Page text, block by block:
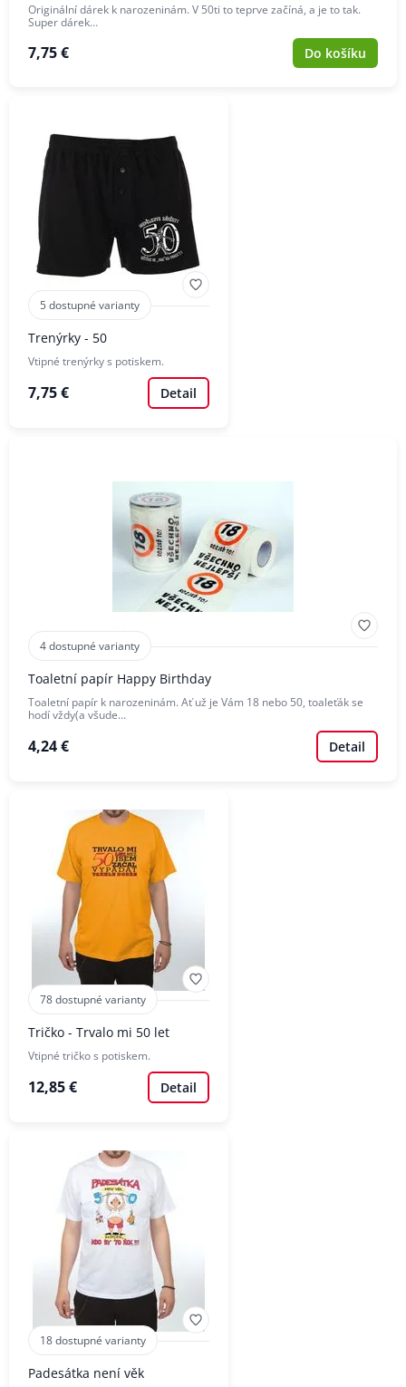
Originální dárek k narozeninám. V 50ti to teprve začíná, a je to tak.
Super dárek…
7,75 € Do košíku
5 dostupné varianty
Trenýrky - 50
Vtipné trenýrky s potiskem.
7,75 € Detail
4 dostupné varianty
Toaletní papír Happy Birthday
Toaletní papír k narozeninám. Ať už je Vám 18 nebo 50, toaleťák se
hodí vždy(a všude…
4,24 € Detail
78 dostupné varianty
Tričko - Trvalo mi 50 let
Vtipné tričko s potiskem.
12,85 € Detail
18 dostupné varianty
Padesátka není věk